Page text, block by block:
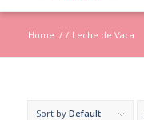
Home / / Leche de Vaca
Sort by Default